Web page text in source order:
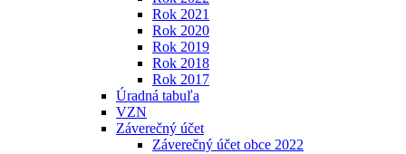
Rok 2021
Rok 2020
Rok 2019
Rok 2018
Rok 2017
Úradná tabuľa
VZN
Záverečný účet
Záverečný účet obce 2022